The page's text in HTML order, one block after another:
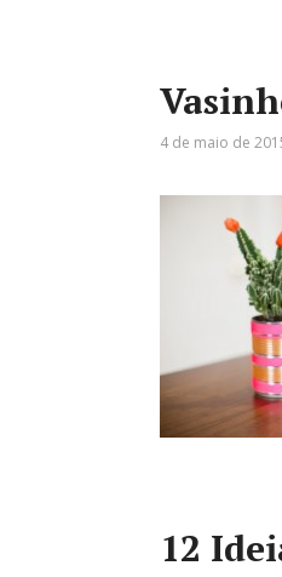
4 de maio de
12